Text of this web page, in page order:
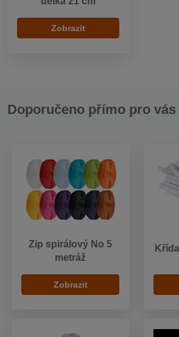
Zobrazit
Doporučeno přímo pro vás
Zip spirálový No 5
metráž
Zobrazit